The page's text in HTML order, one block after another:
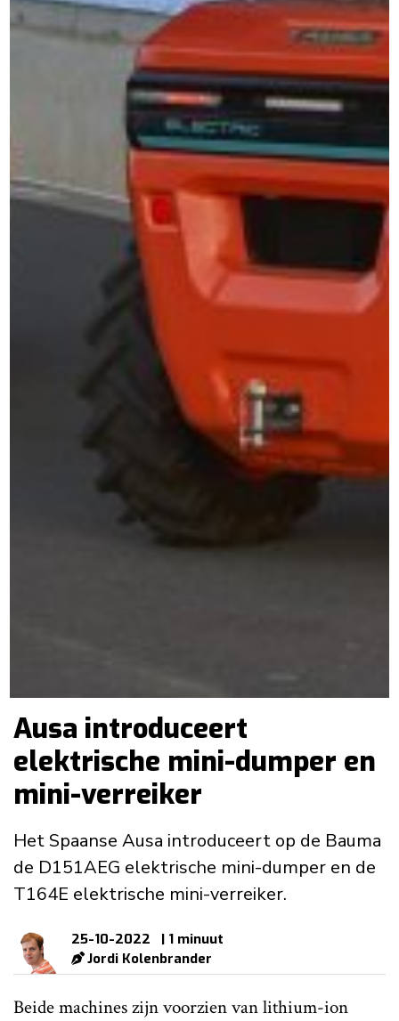
Ausa introduceert
elektrische mini-dumper en
mini-verreiker
Het Spaanse Ausa introduceert op de Bauma
de D151AEG elektrische mini-dumper en de
T164E elektrische mini-verreiker.
25-10-2022
| 1 minuut
Jordi Kolenbrander
Beide machines zijn voorzien van lithium-ion